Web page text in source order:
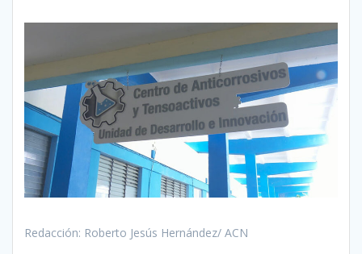
Redacción: Roberto Jesús Hernández/ ACN